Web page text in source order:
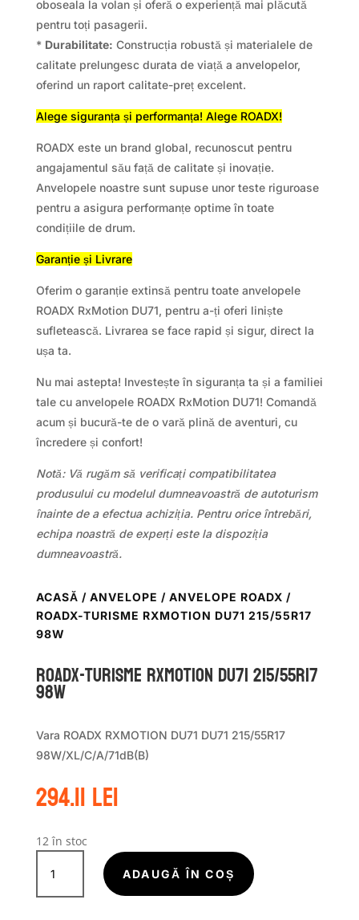
oboseala la volan și oferă o experiență mai plăcută
pentru toți pasagerii.
* Durabilitate: Construcția robustă și materialele de
calitate prelungesc durata de viață a anvelopelor,
oferind un raport calitate-preț excelent.
Alege siguranța și performanța! Alege ROADX!
ROADX este un brand global, recunoscut pentru
angajamentul său față de calitate și inovație.
Anvelopele noastre sunt supuse unor teste riguroase
pentru a asigura performanțe optime în toate
condițiile de drum.
Garanție și Livrare
Oferim o garanție extinsă pentru toate anvelopele
ROADX RxMotion DU71, pentru a-ți oferi liniște
sufletească. Livrarea se face rapid și sigur, direct la
ușa ta.
Nu mai astepta! Investește în siguranța ta și a familiei
tale cu anvelopele ROADX RxMotion DU71! Comandă
acum și bucură-te de o vară plină de aventuri, cu
încredere și confort!
Notă: Vă rugăm să verificați compatibilitatea
produsului cu modelul dumneavoastră de autoturism
înainte de a efectua achiziția. Pentru orice întrebări,
echipa noastră de experți este la dispoziția
dumneavoastră.
ACASĂ / ANVELOPE / ANVELOPE ROADX /
ROADX-TURISME RXMOTION DU71 215/55R17
98W
ROADX-TURISME RXMOTION DU71 215/55R17
98W
Vara ROADX RXMOTION DU71 DU71 215/55R17
98W/XL/C/A/71dB(B)
294.11lei
12 în stoc
Cantitate
ROADX-
TURISME
ADAUGĂ ÎN COȘ